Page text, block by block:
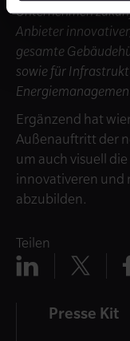
Unternehmen
Anbieter
gesamte
sowie für
Ergänzend hat
Außenauftritt der
um auch visuell
innovativeren und
abzubilden.
Teilen
Teilen
linkedin
Presse Kit